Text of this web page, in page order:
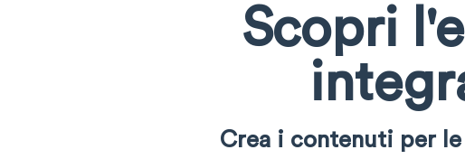
Scopri
Crea i contenuti per